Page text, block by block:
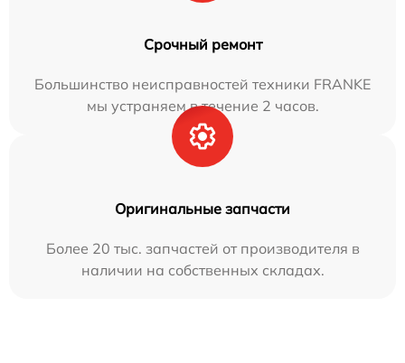
Срочный ремонт
Большинство неисправностей техники FRANKE
мы устраняем в течение 2 часов.
Оригинальные запчасти
Более 20 тыс. запчастей от производителя в
наличии на собственных складах.